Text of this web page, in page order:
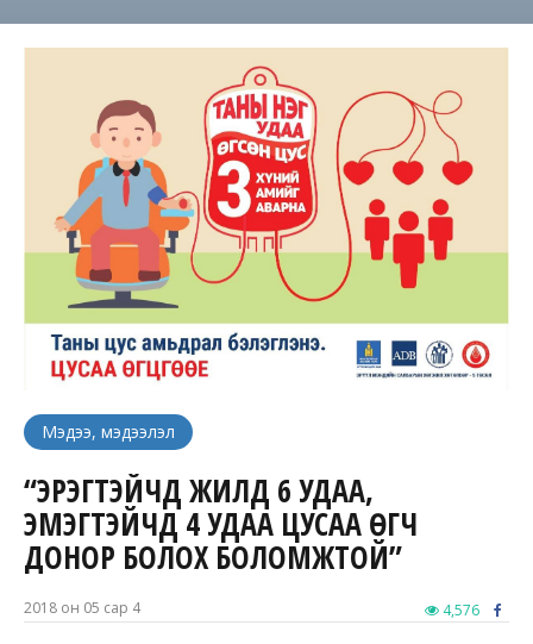
Мэдээ, мэдээлэл
“ЭРЭГТЭЙЧҮҮД ЖИЛД 6 УДАА,
ЭМЭГТЭЙЧҮҮД 4 УДАА ЦУСАА ӨГЧ
ДОНОР БОЛОХ БОЛОМЖТОЙ”
2018 он 05 сар 4 4,576